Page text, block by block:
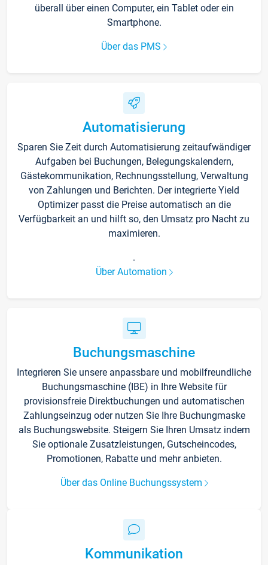
überall über einen Computer, ein Tablet oder ein
Smartphone.
Über das PMS
Automatisierung
Sparen Sie Zeit durch Automatisierung zeitaufwändiger
Aufgaben bei Buchungen, Belegungskalendern,
Gästekommunikation, Rechnungsstellung, Verwaltung
von Zahlungen und Berichten. Der integrierte Yield
Optimizer passt die Preise automatisch an die
Verfügbarkeit an und hilft so, den Umsatz pro Nacht zu
maximieren.
.
Über Automation
Buchungsmaschine
Integrieren Sie unsere anpassbare und mobilfreundliche
Buchungsmaschine (IBE) in Ihre Website für
provisionsfreie Direktbuchungen und automatischen
Zahlungseinzug oder nutzen Sie Ihre Buchungmaske
als Buchungswebsite. Steigern Sie Ihren Umsatz indem
Sie optionale Zusatzleistungen, Gutscheincodes,
Promotionen, Rabatte und mehr anbieten.
Über das Online Buchungssystem
Kommunikation